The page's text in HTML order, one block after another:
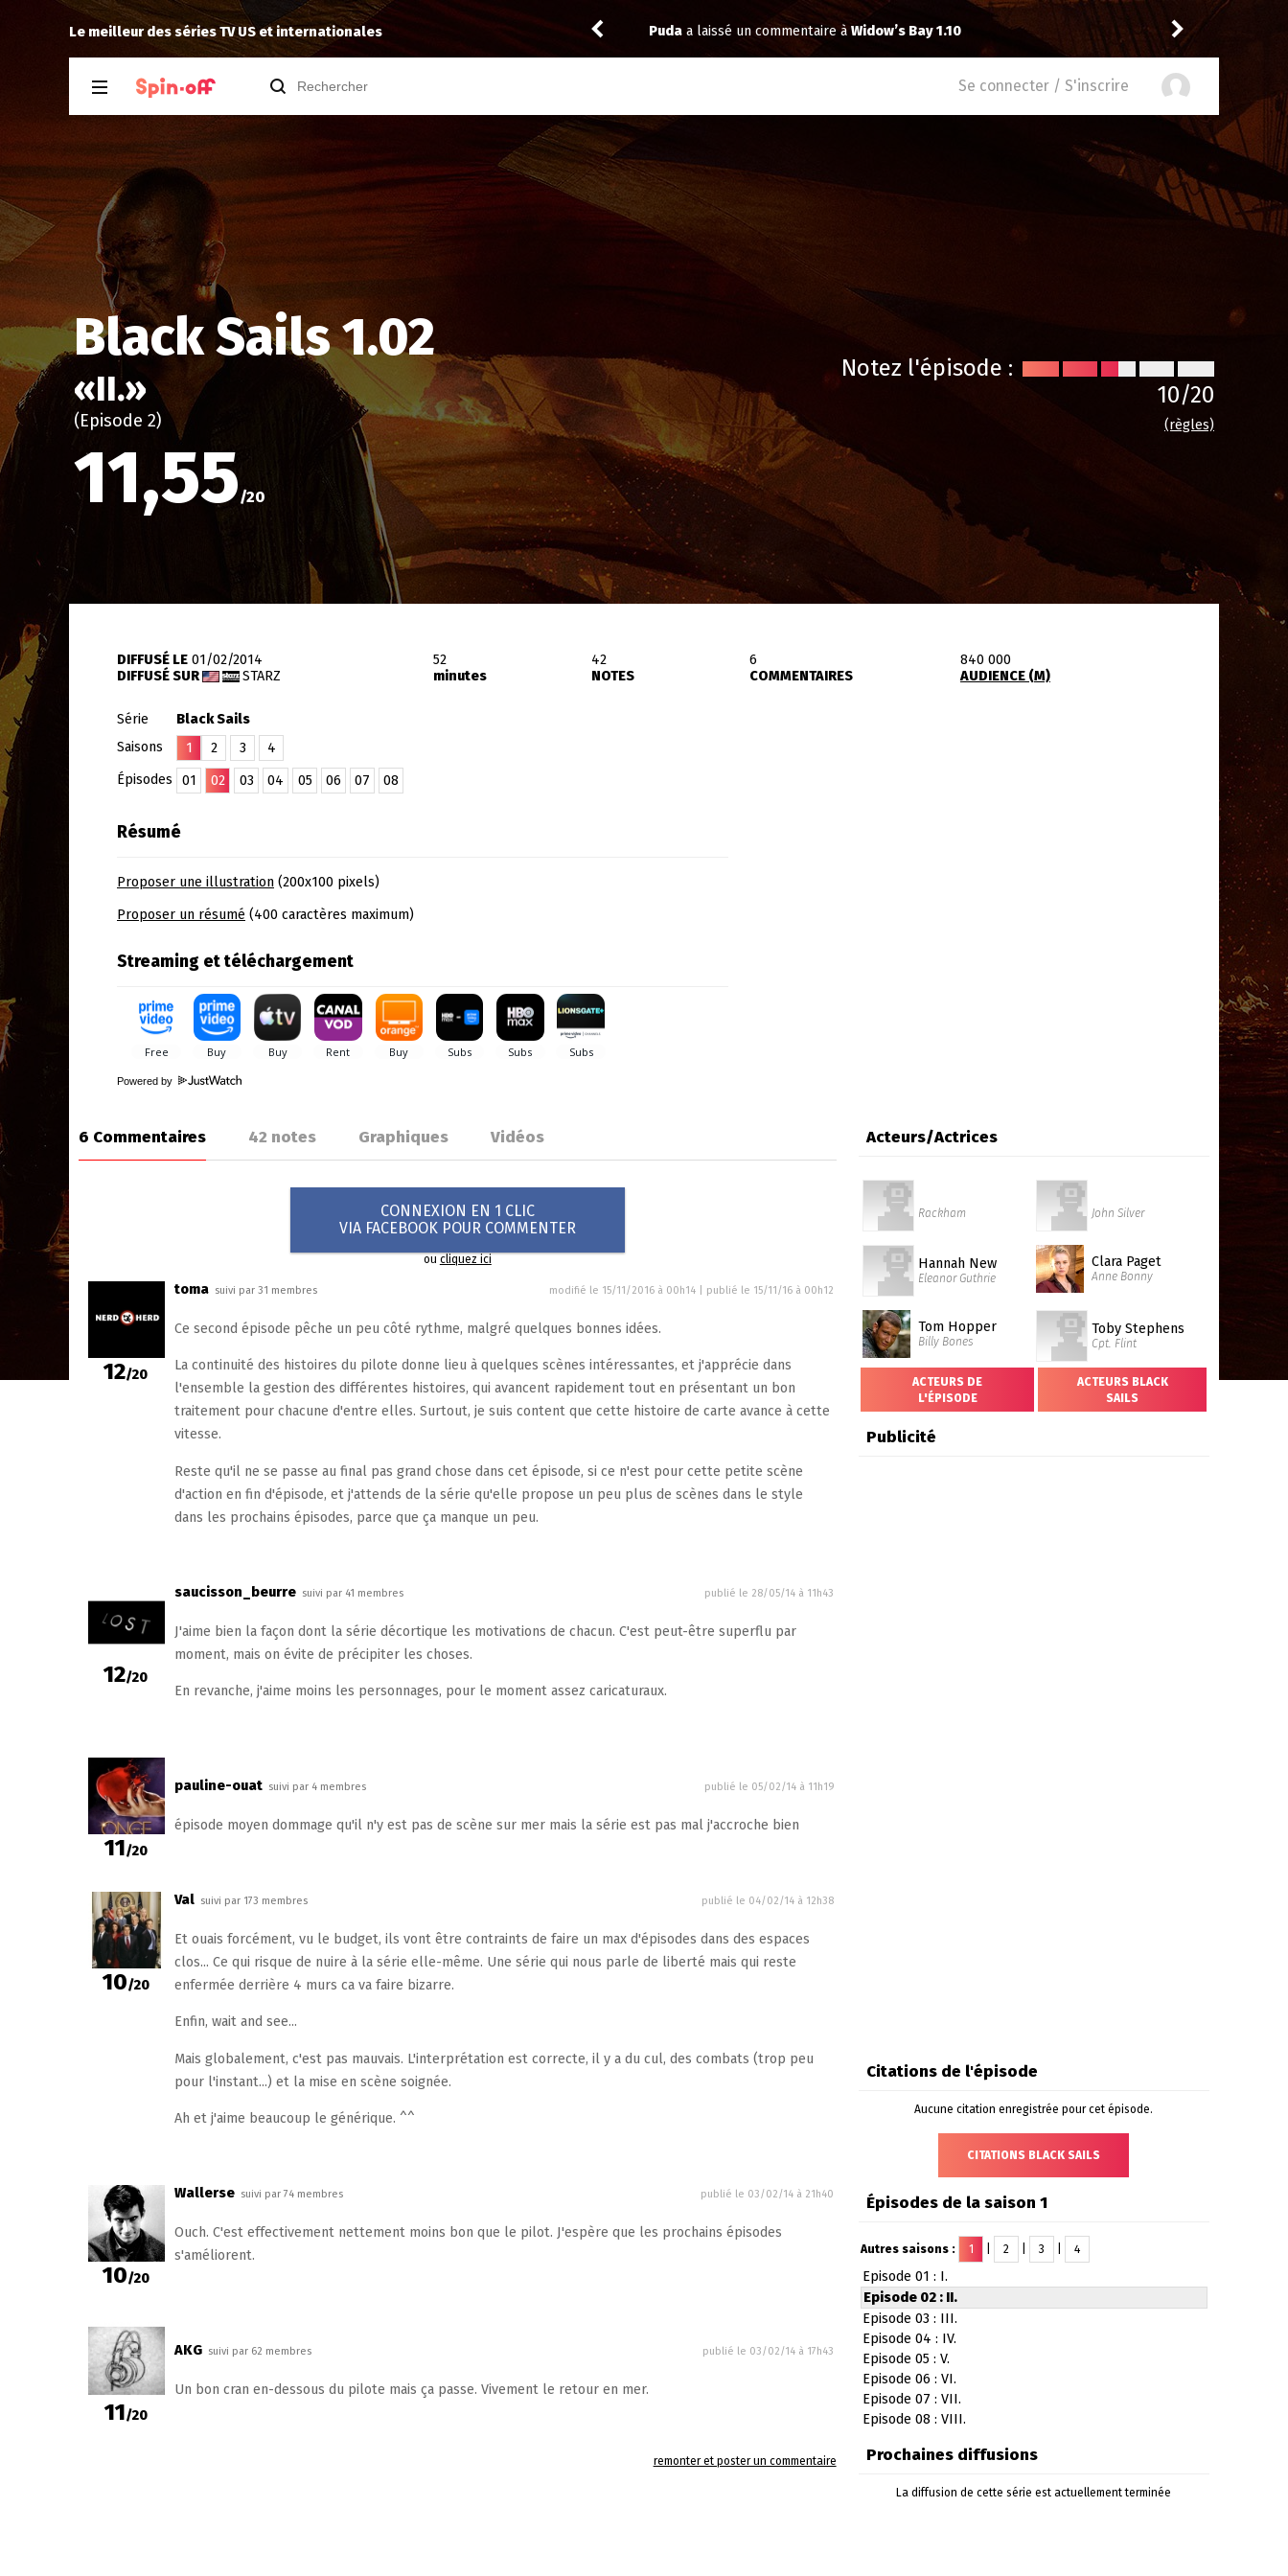
Le meilleur des séries TV US et internationales
Pudaa laissé un commentaire à tomaa noté12àAbbott Elementary 2.14
Se connecter / S'inscrire
Black Sails 1.02
«II.»
(Episode 2)
11,55/20
Notez l'épisode :
10/20
(règles)
DIFFUSÉ LE 01/02/2014
DIFFUSÉ SUR
STARZ
52
minutes
42
NOTES
6
COMMENTAIRES
840 000
AUDIENCE (M)
Série
Black Sails
Saisons
1 2 3
4
Épisodes
01 02 03 04 05 06 07 08
Résumé
Proposer une illustration (200x100 pixels)
Proposer un résumé (400 caractères maximum)
Streaming et téléchargement
Powered by
6 Commentaires 42 notes Graphiques Vidéos
CONNEXION EN 1 CLIC
VIA FACEBOOK POUR COMMENTER
oucliquez ici
12/20
toma suivi par 31 membres modifié le 15/11/2016 à 00h14 | publié le 15/11/16 à 00h12
Ce second épisode pêche un peu côté rythme, malgré quelques bonnes idées.
La continuité des histoires du pilote donne lieu à quelques scènes intéressantes, et j'apprécie dans
l'ensemble la gestion des différentes histoires, qui avancent rapidement tout en présentant un bon
traitement pour chacune d'entre elles. Surtout, je suis content que cette histoire de carte avance à cette
vitesse.
Reste qu'il ne se passe au final pas grand chose dans cet épisode, si ce n'est pour cette petite scène
d'action en fin d'épisode, et j'attends de la série qu'elle propose un peu plus de scènes dans le style
dans les prochains épisodes, parce que ça manque un peu.
12/20
saucisson_beurre suivi par 41 membres publié le 28/05/14 à 11h43
J'aime bien la façon dont la série décortique les motivations de chacun. C'est peut-être superflu par
moment, mais on évite de précipiter les choses.
En revanche, j'aime moins les personnages, pour le moment assez caricaturaux.
11/20
pauline-ouat suivi par 4 membres publié le 05/02/14 à 11h19
épisode moyen dommage qu'il n'y est pas de scène sur mer mais la série est pas mal j'accroche bien
10/20
Val suivi par 173 membres publié le 04/02/14 à 12h38
Et ouais forcément, vu le budget, ils vont être contraints de faire un max d'épisodes dans des espaces
clos... Ce qui risque de nuire à la série elle-même. Une série qui nous parle de liberté mais qui reste
enfermée derrière 4 murs ca va faire bizarre.
Enfin, wait and see...
Mais globalement, c'est pas mauvais. L'interprétation est correcte, il y a du cul, des combats (trop peu
pour l'instant...) et la mise en scène soignée.
Ah et j'aime beaucoup le générique. ^^
10/20
Wallerse suivi par 74 membres publié le 03/02/14 à 21h40
Ouch. C'est effectivement nettement moins bon que le pilot. J'espère que les prochains épisodes
s'améliorent.
11/20
AKG suivi par 62 membres publié le 03/02/14 à 17h43
Un bon cran en-dessous du pilote mais ça passe. Vivement le retour en mer.
remonter et poster un commentaire
Acteurs/Actrices
Rackham John Silver
Hannah New
Eleanor Guthrie
Clara Paget
Anne Bonny
Tom Hopper
Billy Bones
Toby Stephens
Cpt. Flint
ACTEURS DE
L'ÉPISODE
ACTEURS BLACK
SAILS
Publicité
Citations de l'épisode
Aucune citation enregistrée pour cet épisode.
CITATIONS BLACK SAILS
Épisodes de la saison 1
Autres saisons : 1 2 3 4
Episode 01 : I.
Episode 02 : II.
Episode 03 : III.
Episode 04 : IV.
Episode 05 : V.
Episode 06 : VI.
Episode 07 : VII.
Episode 08 : VIII.
Prochaines diffusions
La diffusion de cette série est actuellement terminée